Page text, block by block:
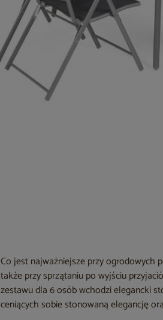
Co jest najważniejsze przy ogrodowych
także przy sprzątaniu po wyjściu
zestawu dla 6 osób wchodzi elegancki
ceniących sobie stonowaną elegancję